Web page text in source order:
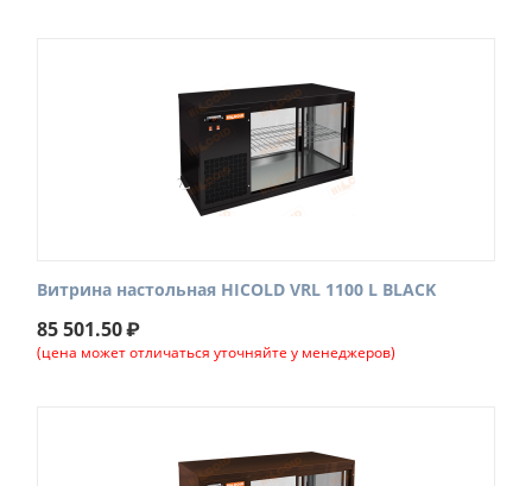
Витрина настольная HICOLD VRL 1100 L BLACK
85 501.50₽
(цена может отличаться уточняйте у менеджеров)